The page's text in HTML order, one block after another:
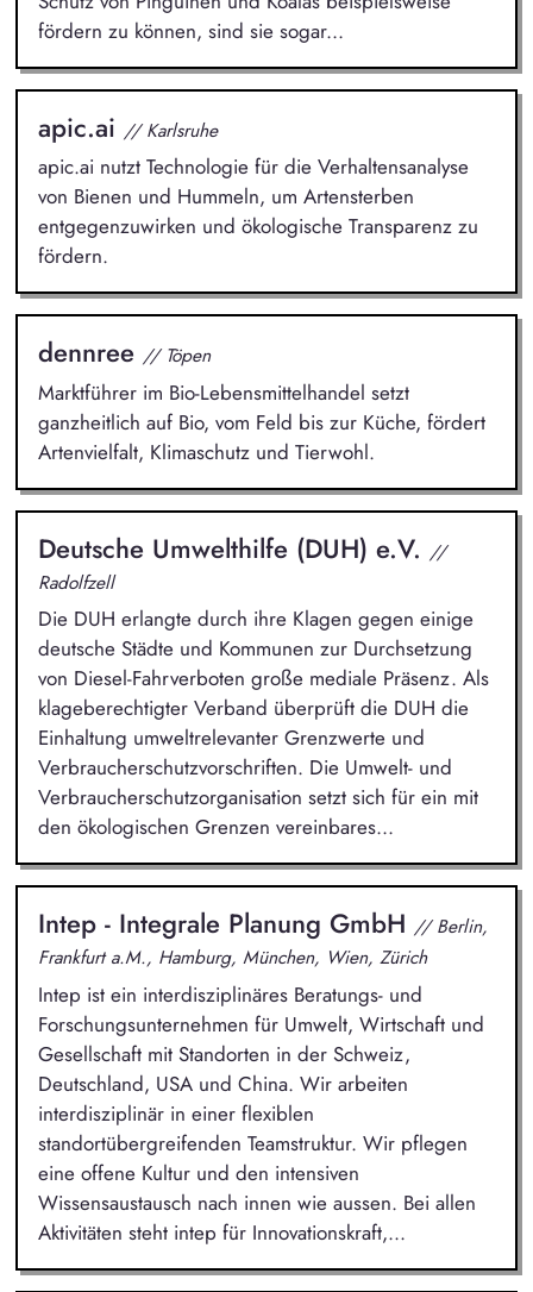
fördern zu können, sind sie sogar...
apic.ai // Karlsruhe
apic.ai nutzt Technologie für die Verhaltensanalyse
von Bienen und Hummeln, um Artensterben
entgegenzuwirken und ökologische Transparenz zu
fördern.
dennree // Töpen
Marktführer im Bio-Lebensmittelhandel setzt
ganzheitlich auf Bio, vom Feld bis zur Küche, fördert
Artenvielfalt, Klimaschutz und Tierwohl.
Deutsche Umwelthilfe (DUH) e.V. //
Radolfzell
Die DUH erlangte durch ihre Klagen gegen einige
deutsche Städte und Kommunen zur Durchsetzung
von Diesel-Fahrverboten große mediale Präsenz. Als
klageberechtigter Verband überprüft die DUH die
Einhaltung umweltrelevanter Grenzwerte und
Verbraucherschutzvorschriften. Die Umwelt- und
Verbraucherschutzorganisation setzt sich für ein mit
den ökologischen Grenzen vereinbares...
Intep - Integrale Planung GmbH // Berlin,
Frankfurt a.M., Hamburg, München, Wien, Zürich
Intep ist ein interdisziplinäres Beratungs- und
Forschungsunternehmen für Umwelt, Wirtschaft und
Gesellschaft mit Standorten in der Schweiz,
Deutschland, USA und China. Wir arbeiten
interdisziplinär in einer flexiblen
standortübergreifenden Teamstruktur. Wir pflegen
eine offene Kultur und den intensiven
Wissensaustausch nach innen wie aussen. Bei allen
Aktivitäten steht intep für Innovationskraft,...